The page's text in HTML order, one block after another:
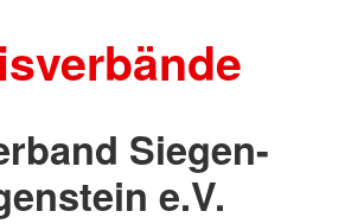
Siegen-
e.V.